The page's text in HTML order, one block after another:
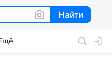
Найти
Найти